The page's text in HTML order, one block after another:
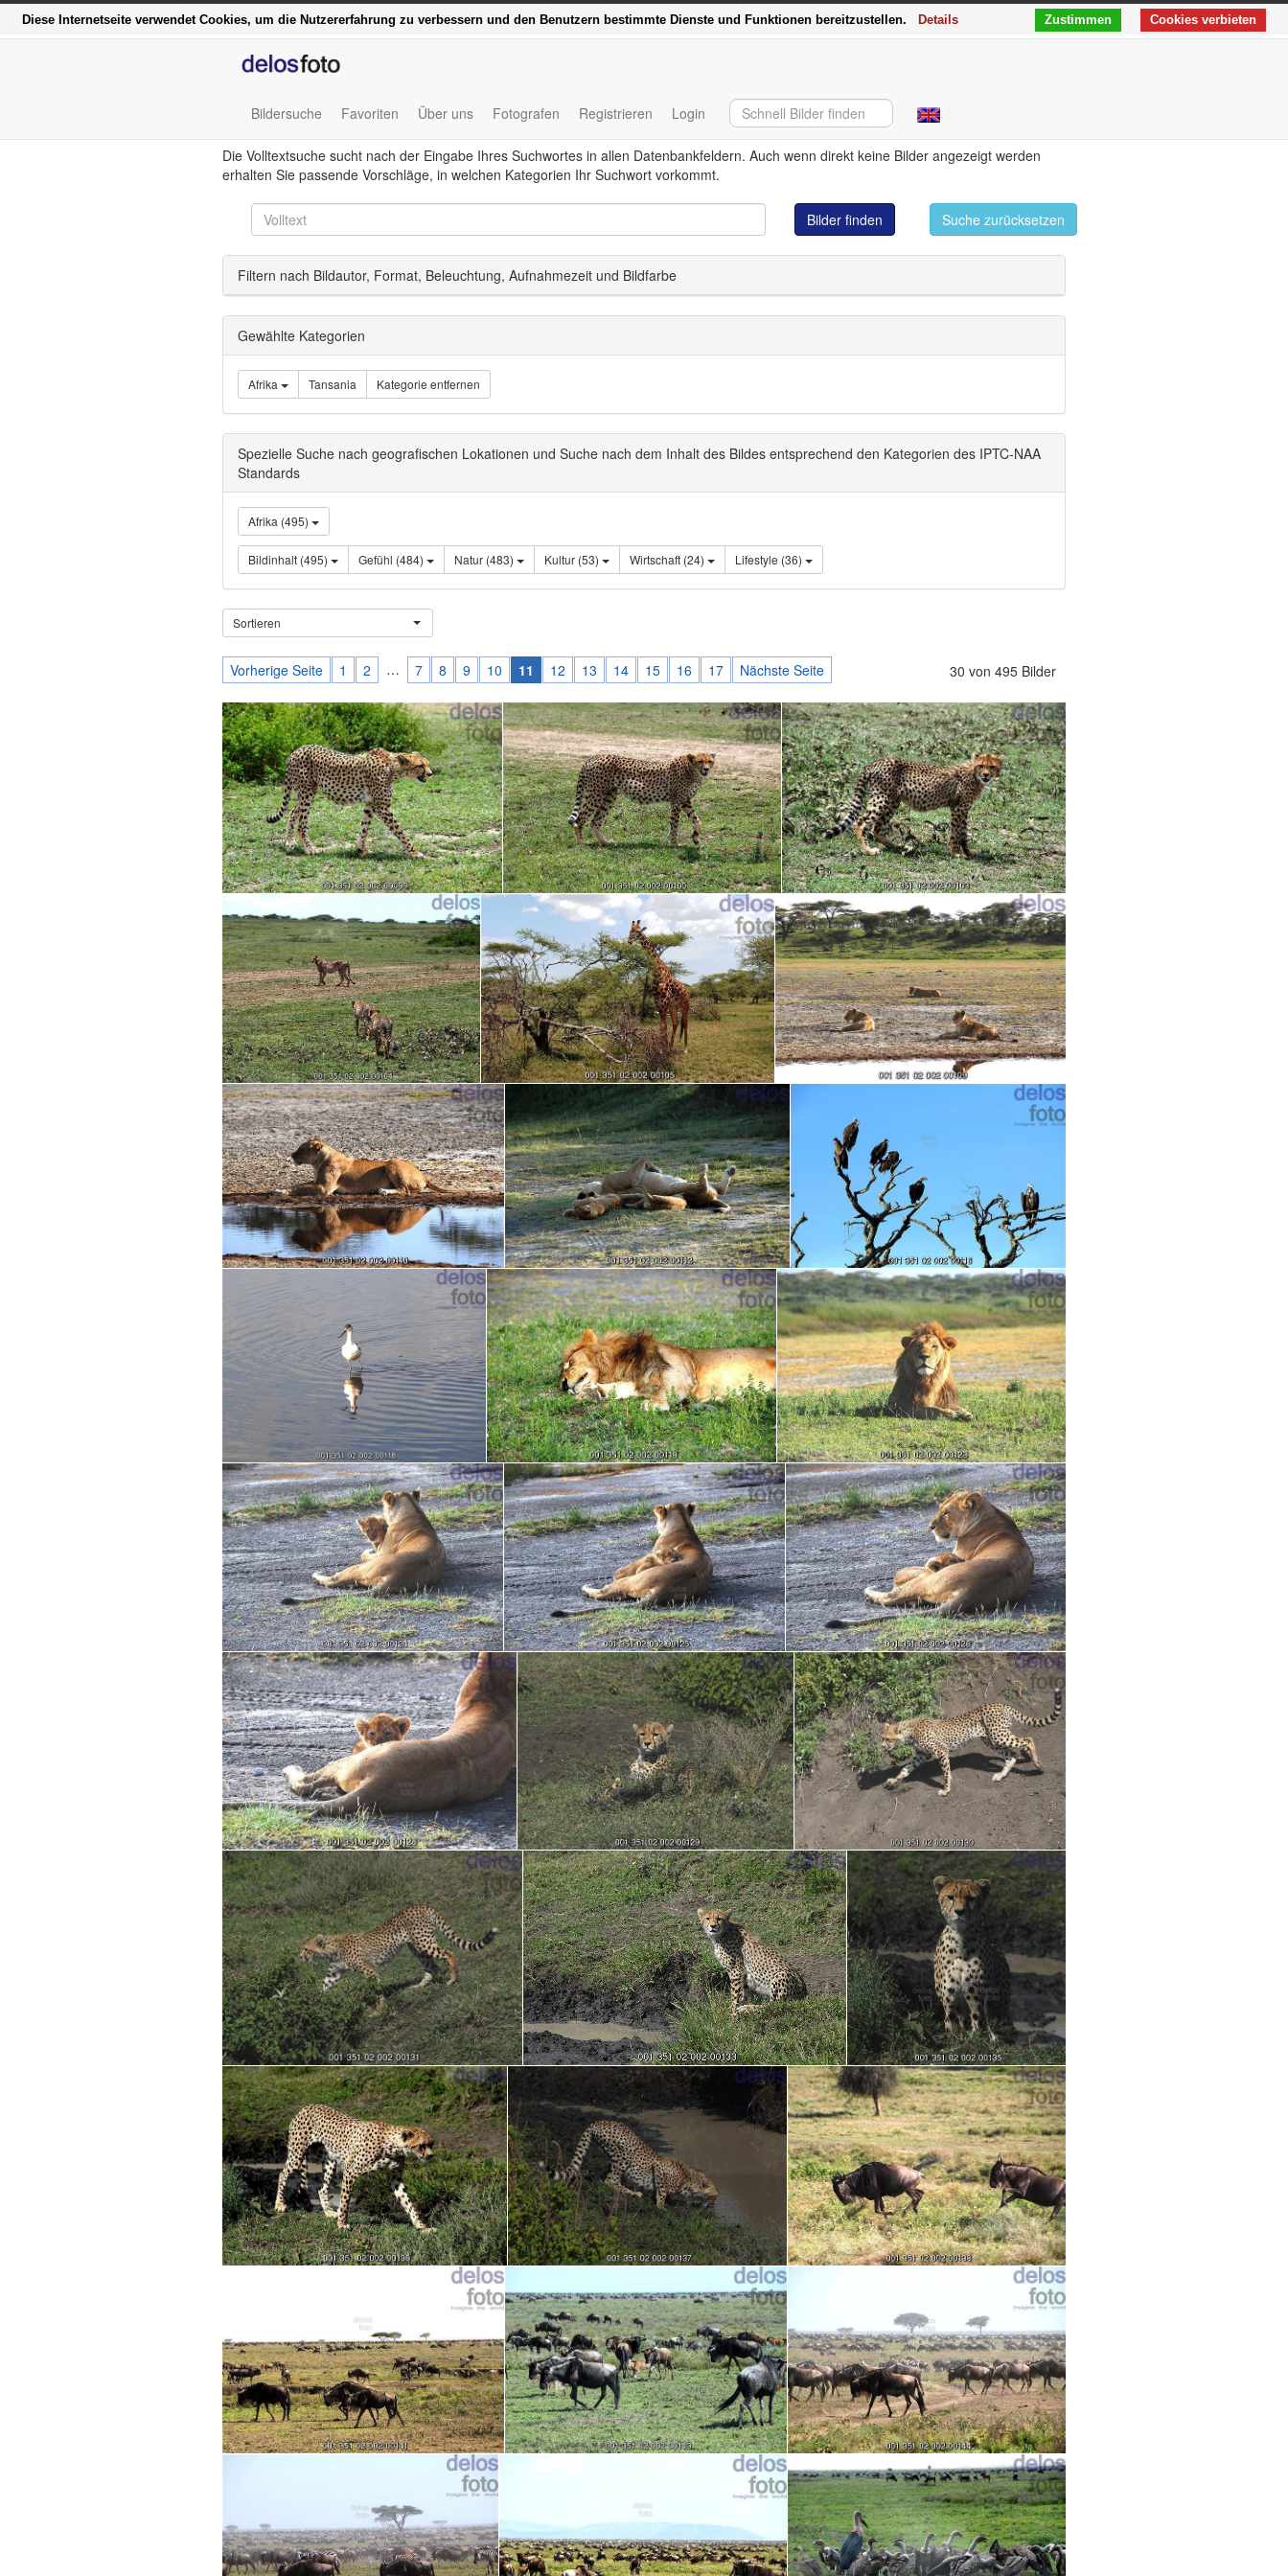
Funktionell, modern und schnell – der Relaunch von delosfoto.de
Bildersuche Favoriten Über uns Fotografen Registrieren Login
Die Volltextsuche sucht nach der Eingabe Ihres Suchwortes in allen Datenbankfeldern. Auch wenn direkt keine Bilder angezeigt werden
erhalten Sie passende Vorschläge, in welchen Kategorien Ihr Suchwort vorkommt.
Bilder finden Suche zurücksetzen
Filtern nach Bildautor, Format, Beleuchtung, Aufnahmezeit und Bildfarbe
Gewählte Kategorien
Afrika Tansania Kategorie entfernen
Spezielle Suche nach geografischen Lokationen und Suche nach dem Inhalt des Bildes entsprechend den Kategorien des IPTC-NAA
Standards
Afrika (495)
Bildinhalt (495) Gefühl (484) Natur (483) Kultur (53) Wirtschaft (24) Lifestyle (36)
Sortieren
30 von 495 Bilder
Vorherige Seite 1 2 … 7 8 9 10 11 12 13 14 15 16 17 Nächste Seite
Diese Internetseite verwendet Cookies, um die Nutzererfahrung zu verbessern und den Benutzern bestimmte Dienste und Funktionen bereitzustellen. Details Cookies verbieten
Zustimmen